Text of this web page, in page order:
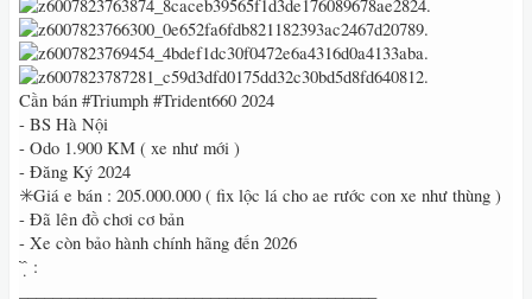
Cần bán #Triumph #Trident660 2024
- BS Hà Nội
- Odo 1.900 KM ( xe như mới )
- Đăng Ký 2024
✳️Giá e bán : 205.000.000 ( fix lộc lá cho ae rước con xe như thùng )
- Đã lên đồ chơi cơ bản
- Xe còn bảo hành chính hãng đến 2026
̂́ ̂ ̣̂ :